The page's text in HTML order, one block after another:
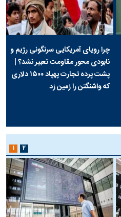
چرا رویای آمریکایی سرنگونی رژیم و
نابودی محور مقاومت تعبیر نشد؟ |
پشت پرده تجارت پهپاد‌ ۱۵۰۰ دلاری
که واشنگتن را زمین زد
۱ ۲